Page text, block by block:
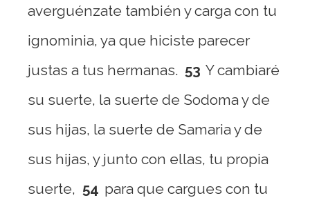
averguénzate también y carga con tu
ignominia, ya que hiciste parecer
justas a tus hermanas. 53 Y cambiaré
su suerte, la suerte de Sodoma y de
sus hijas, la suerte de Samaria y de
sus hijas, y junto con ellas, tu propia
suerte, 54 para que cargues con tu